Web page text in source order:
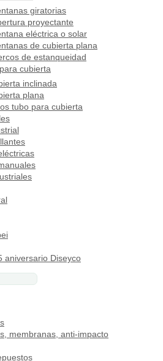
giratorias
proyectante
eléctrica o solar
de cubierta plana
de estanqueidad
cubierta
inclinada
plana
tubo para cubierta
aniversario Diseyco
membranas, anti-impacto